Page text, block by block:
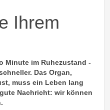
Ihrem
Minute im Ruhezustand -
Das Organ,
muss ein Leben lang
Nachricht: wir können